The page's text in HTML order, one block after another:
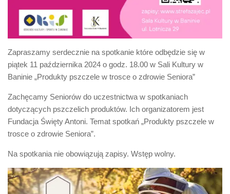
Zapraszamy serdecznie na spotkanie które odbędzie się w
piątek 11 października 2024 o godz. 18.00 w Sali Kultury w
Baninie „Produkty pszczele w trosce o zdrowie Seniora”
Zachęcamy Seniorów do uczestnictwa w spotkaniach
dotyczących pszczelich produktów. Ich organizatorem jest
Fundacja Święty Antoni. Temat spotkań „Produkty pszczele w
trosce o zdrowie Seniora”.
Na spotkania nie obowiązują zapisy. Wstęp wolny.